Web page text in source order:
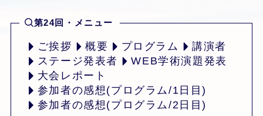
第24回・メニュー
ご挨拶 概要 プログラム
講演者
ステージ発表者
WEB学術演題発表
大会レポート
参加者の感想(プログラム/1日目)
参加者の感想(プログラム/2日目)